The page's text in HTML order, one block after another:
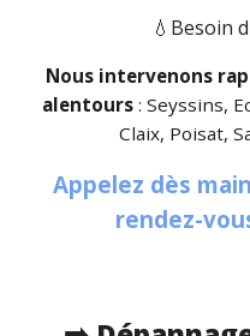
💧 Besoin
Nous intervenons
alentours : Seyssins,
Claix, Poisat,
Appelez dès
rendez-